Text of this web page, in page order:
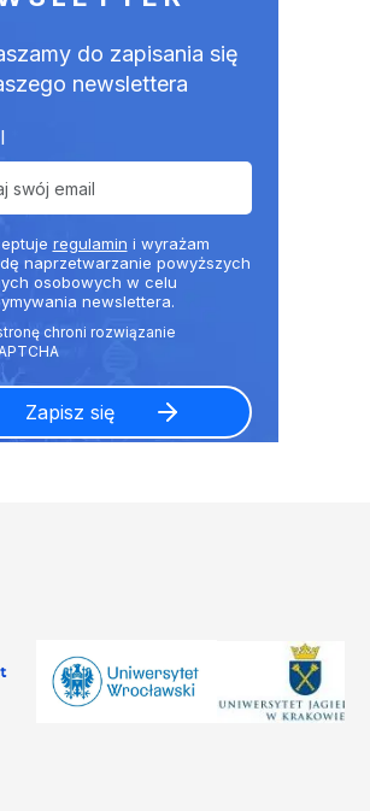
do zapisania się
newslettera
regulamin i wyrażam
naprzetwarzanie powyższych
osobowych w celu
newslettera.